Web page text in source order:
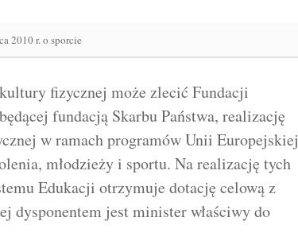
2010 r. o sporcie
fizycznej może zlecić Fundacji
fundacją Skarbu Państwa, realizację
w ramach programów Unii Europejskiej
młodzieży i sportu. Na realizację tych
Edukacji otrzymuje dotację celową z
dysponentem jest minister właściwy do